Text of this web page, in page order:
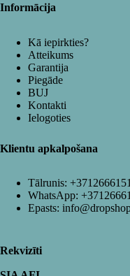
Informācija
Kā iepirkties?
Atteikums
Garantija
Piegāde
BUJ
Kontakti
Ielogoties
Klientu apkalpošana
Tālrunis:
WhatsApp:
Epasts:
Rekvizīti